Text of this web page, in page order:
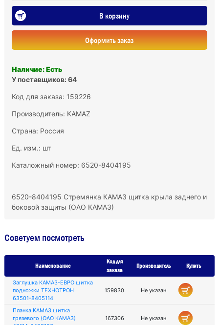
В корзину
Оформить заказ
Наличие: Есть
У поставщиков: 64
Код для заказа: 159226
Производитель: KAMAZ
Страна: Россия
Ед. изм.: шт
Каталожный номер: 6520-8404195
6520-8404195 Стремянка КАМАЗ щитка крыла заднего и
боковой защиты (ОАО КАМАЗ)
Советуем посмотреть
Наименование
Код для
заказа
Производитель Купить
Заглушка КАМАЗ-ЕВРО щитка
подножки ТЕХНОТРОН
63501-8405114
159830 Не указан
Планка КАМАЗ щитка
грязевого (ОАО КАМАЗ)
167306 Не указан